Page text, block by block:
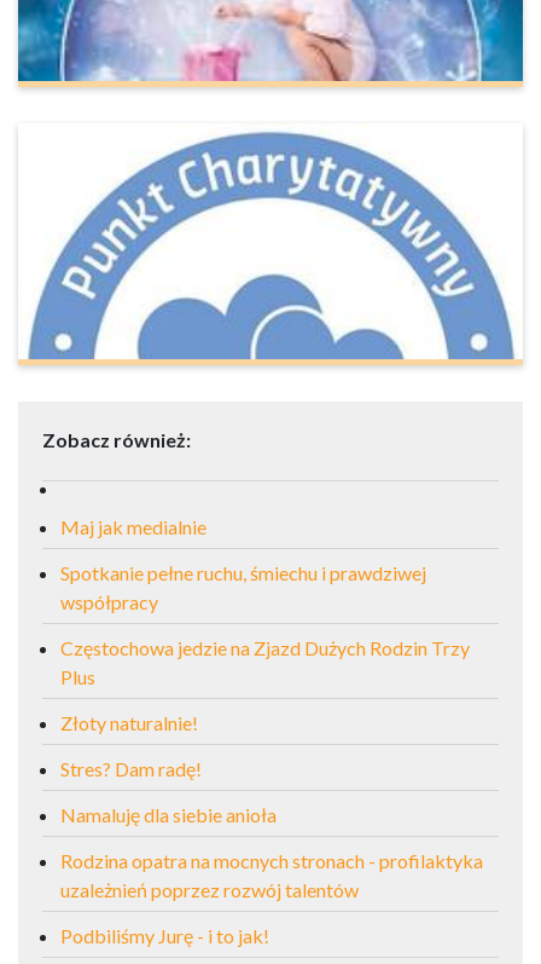
Zobacz również:
Maj jak medialnie
Spotkanie pełne ruchu, śmiechu i prawdziwej
współpracy
Częstochowa jedzie na Zjazd Dużych Rodzin Trzy
Plus
Złoty naturalnie!
Stres? Dam radę!
Namaluję dla siebie anioła
Rodzina opatra na mocnych stronach - profilaktyka
uzależnień poprzez rozwój talentów
Podbiliśmy Jurę - i to jak!